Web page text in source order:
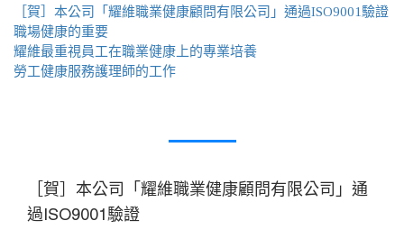
［賀］本公司「耀維職業健康顧問有限公司」通過ISO9001驗證
職場健康的重要
耀維最重視員工在職業健康上的專業培養
勞工健康服務護理師的工作
17
8 月
［賀］本公司「耀維職業健康顧問有限公司」通
過ISO9001驗證